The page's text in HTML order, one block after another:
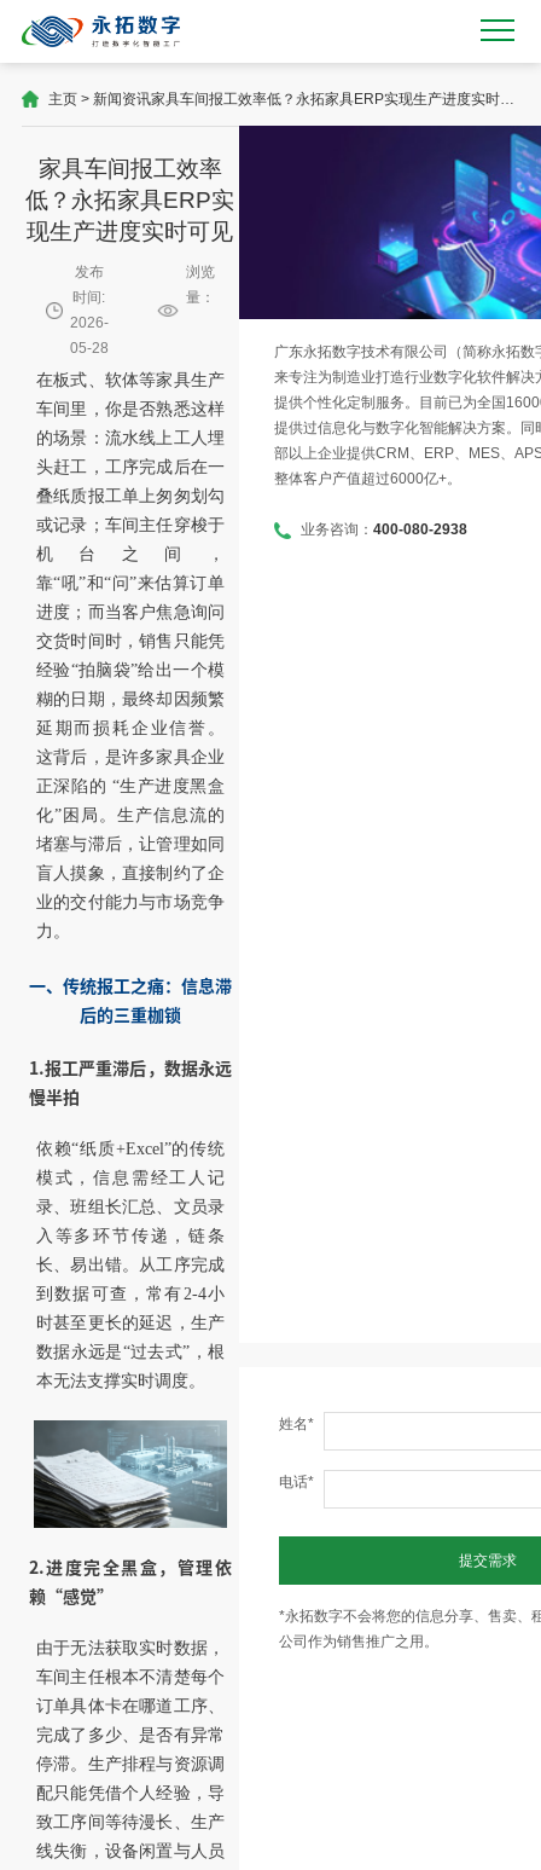
主页> 新闻资讯家具车间报工效率低？永拓家具ERP实现生产进度实时可
见
家具车间报工效率
低？永拓家具ERP实
现生产进度实时可见
发布
时间:
2026-
05-28
浏览
量：
在板式、软体等家具生产
车间里，你是否熟悉这样
的场景：流水线上工人埋
头赶工，工序完成后在一
叠纸质报工单上匆匆划勾
或记录；车间主任穿梭于
机台之间，
靠“吼”和“问”来估算订单
进度；而当客户焦急询问
交货时间时，销售只能凭
经验“拍脑袋”给出一个模
糊的日期，最终却因频繁
延期而损耗企业信誉。
这背后，是许多家具企业
正深陷的 “生产进度黑盒
化”困局。生产信息流的
堵塞与滞后，让管理如同
盲人摸象，直接制约了企
业的交付能力与市场竞争
力。
一、传统报工之痛：信息滞
后的三重枷锁
1.报工严重滞后，数据永远
慢半拍
依赖“纸质+Excel”的传统
模式，信息需经工人记
录、班组长汇总、文员录
入等多环节传递，链条
长、易出错。从工序完成
到数据可查，常有2-4小
时甚至更长的延迟，生产
数据永远是“过去式”，根
本无法支撑实时调度。
2.进度完全黑盒，管理依
赖“感觉”
由于无法获取实时数据，
车间主任根本不清楚每个
订单具体卡在哪道工序、
完成了多少、是否有异常
停滞。生产排程与资源调
配只能凭借个人经验，导
致工序间等待漫长、生产
线失衡，设备闲置与人员
广东永拓数字技术有限公司（简称永拓
来专注为制造业打造行业数字化软件解决
提供个性化定制服务。目前已为全国
提供过信息化与数字化智能解决方案。
部以上企业提供CRM、ERP、MES、
整体客户产值超过6000亿+。
业务咨询： 400-080-2938
姓名*
电话*
提交需求
*永拓数字不会将您的信息分享、售卖、
公司作为销售推广之用。